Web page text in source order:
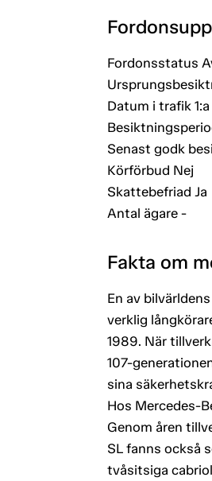
Fordonsstatus
Datum i trafik
Senast godk
Körförbud Nej
Skattebefriad Ja
Antal ägare -
Fakta om
En av
verklig
1989. När
107-
sina
Hos Mercedes-
Genom åren
SL fanns också
tvåsitsiga